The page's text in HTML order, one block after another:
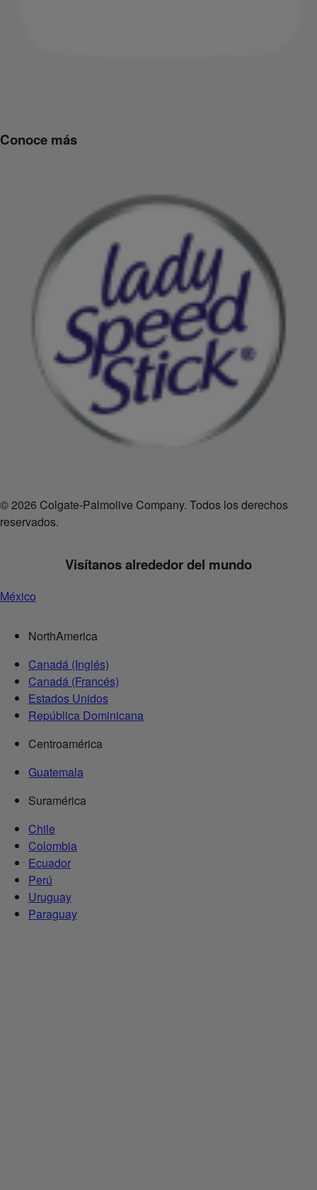
Conoce más
© 2026 Colgate-Palmolive Company. Todos los derechos
reservados.
Visítanos alrededor del mundo
México
NorthAmerica
Canadá (Inglés)
Canadá (Francés)
Estados Unidos
República Dominicana
Centroamérica
Guatemala
Suramérica
Chile
Colombia
Ecuador
Perú
Uruguay
Paraguay